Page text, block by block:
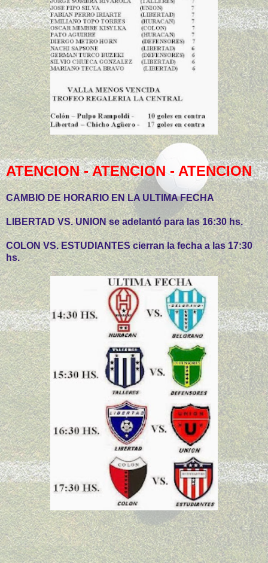
ATENCION - ATENCION - ATENCION
CAMBIO DE HORARIO EN LA ULTIMA FECHA
LIBERTAD VS. UNION se adelantó para las 16:30 hs.
COLON VS. ESTUDIANTES cierran la fecha a las 17:30
hs.